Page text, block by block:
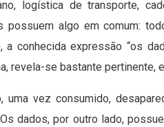
logística de transporte,
possuem algo em comum:
conhecida expressão “os
revela-se bastante pertinente,
uma vez consumido,
dados, por outro lado,